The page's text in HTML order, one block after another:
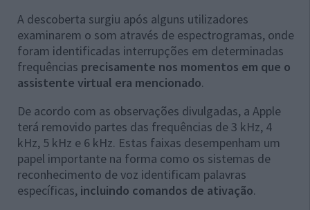
A descoberta surgiu após alguns utilizadores
examinarem o som através de espectrogramas, onde
foram identificadas interrupções em determinadas
frequências precisamente nos momentos em que o
assistente virtual era mencionado.
De acordo com as observações divulgadas, a Apple
terá removido partes das frequências de 3 kHz, 4
kHz, 5 kHz e 6 kHz. Estas faixas desempenham um
papel importante na forma como os sistemas de
reconhecimento de voz identificam palavras
específicas, incluindo comandos de ativação.